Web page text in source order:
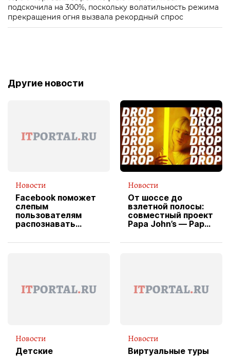
подскочила на 300%, поскольку волатильность режима
прекращения огня вызвала рекордный спрос
Другие новости
Новости
Facebook поможет
слепым
пользователям
распознавать
Новости
От шоссе до
взлетной полосы:
совместный проект
Papa John’s — Papa
вводит
Новости
Детские
Новости
Виртуальные туры